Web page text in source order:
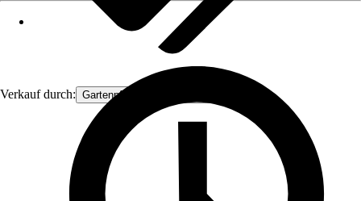
Verkauf durch: Gartenpflanzen Ammerland